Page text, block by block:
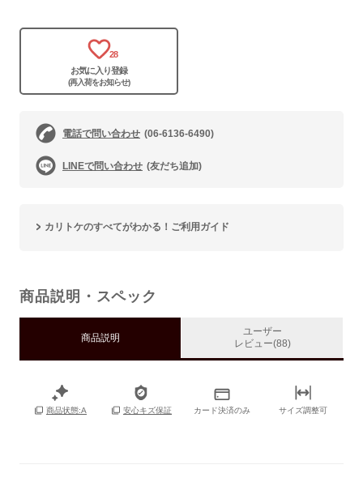
28
お気に入り登録
(再入荷をお知らせ)
電話で問い合わせ (06-6136-6490)
LINEで問い合わせ (友だち追加)
カリトケのすべてがわかる！ご利用ガイド
商品説明・スペック
商品説明
ユーザー
レビュー(88)
商品状態:A 安心キズ保証 カード決済のみ サイズ調整可